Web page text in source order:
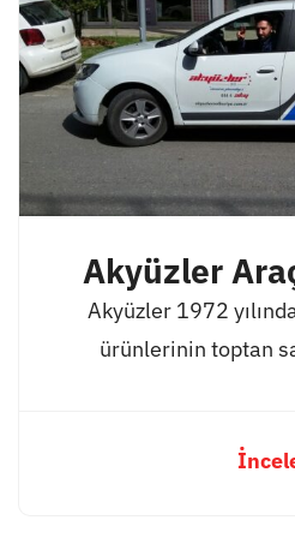
Akyüzler
Akyüzler 1972
ürünlerinin toptan